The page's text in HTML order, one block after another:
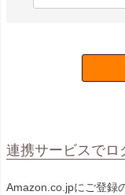
連携サービスでロ
Amazon.co.jpにご登録